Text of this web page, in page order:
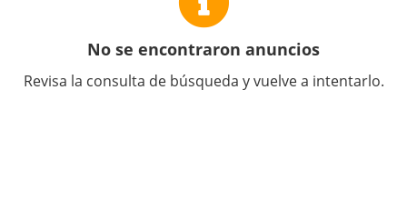
No se encontraron anuncios
Revisa la consulta de búsqueda y vuelve a intentarlo.